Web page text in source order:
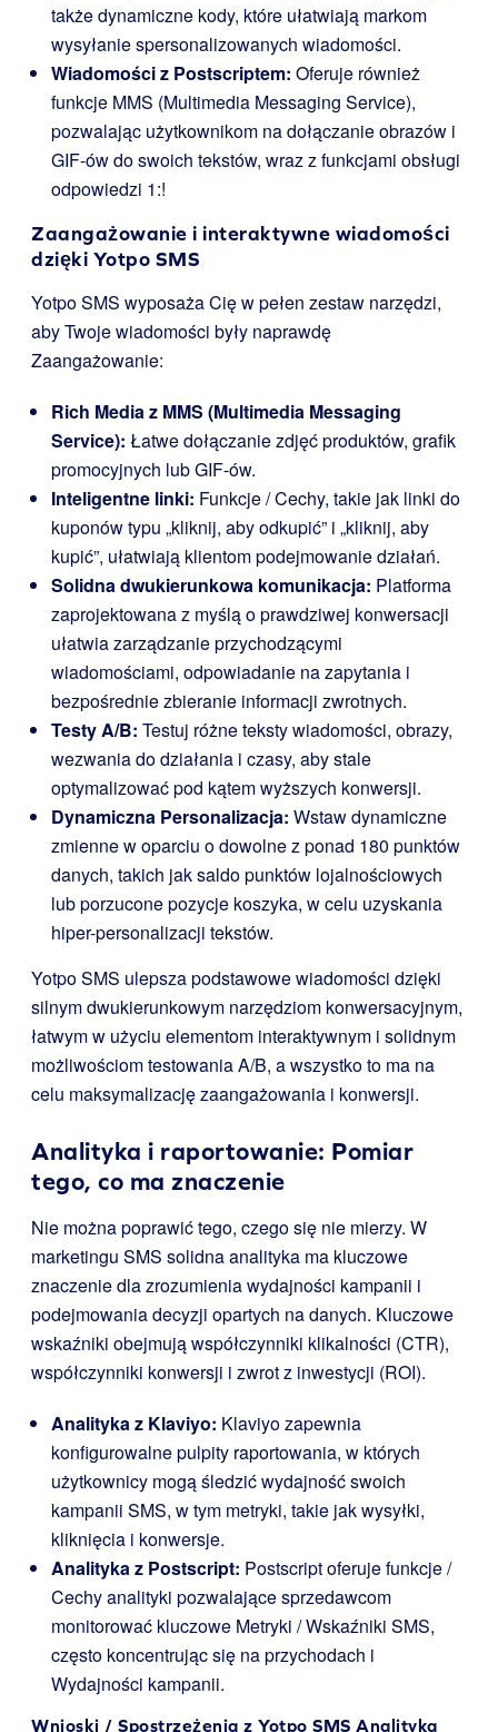
także dynamiczne kody, które ułatwiają markom
wysyłanie spersonalizowanych wiadomości.
Wiadomości z Postscriptem: Oferuje również
funkcje MMS (Multimedia Messaging Service),
pozwalając użytkownikom na dołączanie obrazów i
GIF-ów do swoich tekstów, wraz z funkcjami obsługi
odpowiedzi 1:!
Zaangażowanie i interaktywne wiadomości
dzięki Yotpo SMS
Yotpo SMS wyposaża Cię w pełen zestaw narzędzi,
aby Twoje wiadomości były naprawdę
Zaangażowanie:
Rich Media z MMS (Multimedia Messaging
Service): Łatwe dołączanie zdjęć produktów, grafik
promocyjnych lub GIF-ów.
Inteligentne linki: Funkcje / Cechy, takie jak linki do
kuponów typu „kliknij, aby odkupić” i „kliknij, aby
kupić”, ułatwiają klientom podejmowanie działań.
Solidna dwukierunkowa komunikacja: Platforma
zaprojektowana z myślą o prawdziwej konwersacji
ułatwia zarządzanie przychodzącymi
wiadomościami, odpowiadanie na zapytania i
bezpośrednie zbieranie informacji zwrotnych.
Testy A/B: Testuj różne teksty wiadomości, obrazy,
wezwania do działania i czasy, aby stale
optymalizować pod kątem wyższych konwersji.
Dynamiczna Personalizacja: Wstaw dynamiczne
zmienne w oparciu o dowolne z ponad 180 punktów
danych, takich jak saldo punktów lojalnościowych
lub porzucone pozycje koszyka, w celu uzyskania
hiper-personalizacji tekstów.
Yotpo SMS ulepsza podstawowe wiadomości dzięki
silnym dwukierunkowym narzędziom konwersacyjnym,
łatwym w użyciu elementom interaktywnym i solidnym
możliwościom testowania A/B, a wszystko to ma na
celu maksymalizację zaangażowania i konwersji.
Analityka i raportowanie: Pomiar
tego, co ma znaczenie
Nie można poprawić tego, czego się nie mierzy. W
marketingu SMS solidna analityka ma kluczowe
znaczenie dla zrozumienia wydajności kampanii i
podejmowania decyzji opartych na danych. Kluczowe
wskaźniki obejmują współczynniki klikalności (CTR),
współczynniki konwersji i zwrot z inwestycji (ROI).
Analityka z Klaviyo: Klaviyo zapewnia
konfigurowalne pulpity raportowania, w których
użytkownicy mogą śledzić wydajność swoich
kampanii SMS, w tym metryki, takie jak wysyłki,
kliknięcia i konwersje.
Analityka z Postscript: Postscript oferuje funkcje /
Cechy analityki pozwalające sprzedawcom
monitorować kluczowe Metryki / Wskaźniki SMS,
często koncentrując się na przychodach i
Wydajności kampanii.
Wnioski / Spostrzeżenia z Yotpo SMS Analityka